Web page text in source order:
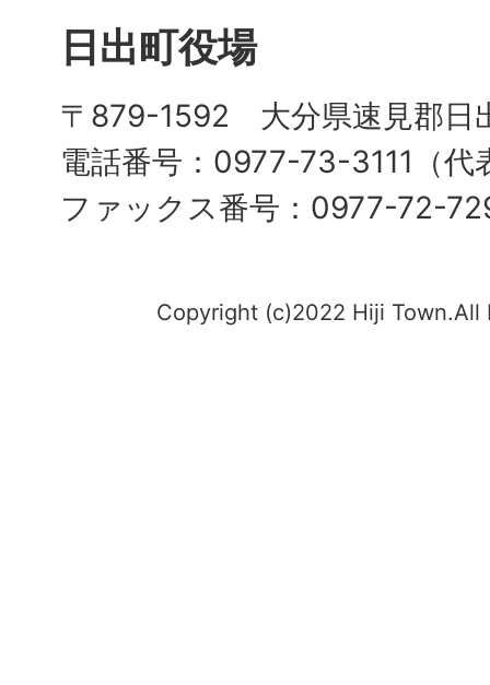
日出町役場
〒879-1592 大分県速見郡日
電話番号：0977-73-3111（代
ファックス番号：0977-72-
Copyright (c)2022 Hiji Town.All